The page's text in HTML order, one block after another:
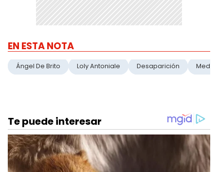
EN ESTA NOTA
Ángel De Brito Loly Antoniale Desaparición